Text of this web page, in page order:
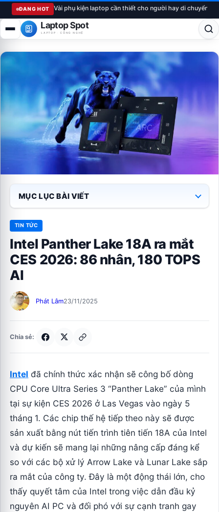
ĐANG HOT Vài phụ kiện laptop cần thiết cho người hay di chuyển
Laptop Spot
LAPTOP · CÔNG NGHỆ
MỤC LỤC BÀI VIẾT
TIN TỨC
Intel Panther Lake 18A ra mắt
CES 2026: 86 nhân, 180 TOPS
AI
Phát Lâm23/11/2025
Chia sẻ:
Intel đã chính thức xác nhận sẽ công bố dòng
CPU Core Ultra Series 3 “Panther Lake” của mình
tại sự kiện CES 2026 ở Las Vegas vào ngày 5
tháng 1. Các chip thế hệ tiếp theo này sẽ được
sản xuất bằng nút tiến trình tiên tiến 18A của Intel
và dự kiến sẽ mang lại những nâng cấp đáng kể
so với các bộ xử lý Arrow Lake và Lunar Lake sắp
ra mắt của công ty. Đây là một động thái lớn, cho
thấy quyết tâm của Intel trong việc dẫn đầu kỷ
nguyên AI PC và đối phó với sự cạnh tranh gay